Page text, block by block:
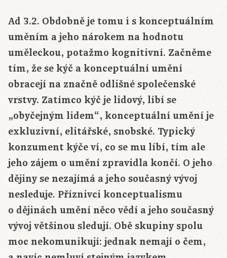
Ad 3.2. Obdobně je tomu i s konceptuálním
uměním a jeho nárokem na hodnotu
uměleckou, potažmo kognitivní. Začněme
tím, že se kýč a konceptuální umění
obracejí na značně odlišné společenské
vrstvy. Zatímco kýč je lidový, líbí se
„obyčejným lidem“, konceptuální umění je
exkluzivní, elitářské, snobské. Typický
konzument kýče ví, co se mu líbí, tím ale
jeho zájem o umění zpravidla končí. O jeho
dějiny se nezajímá a jeho současný vývoj
nesleduje. Příznivci konceptualismu
o dějinách umění něco vědí a jeho současný
vývoj většinou sledují. Obě skupiny spolu
moc nekomunikují: jednak nemají o čem,